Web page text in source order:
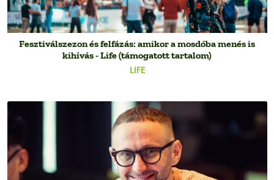
LIFE
Fesztiválszezon és felfázás: amikor a mosdóba menés is
kihívás - Life (támogatott tartalom)